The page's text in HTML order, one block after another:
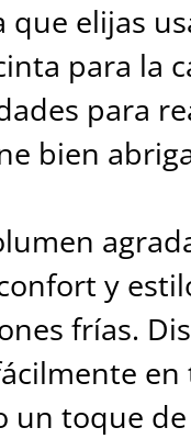
que elijas
para la
para
bien
y
frías.
toque